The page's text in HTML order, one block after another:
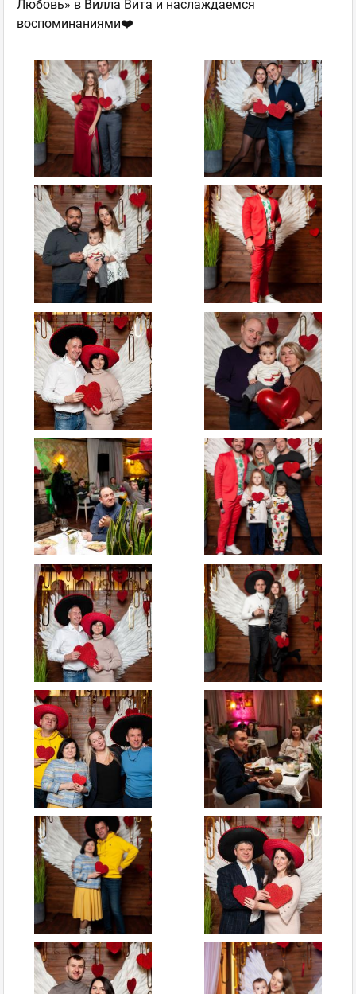
Любовь» в Вилла Вита и наслаждаемся
воспоминаниями❤️